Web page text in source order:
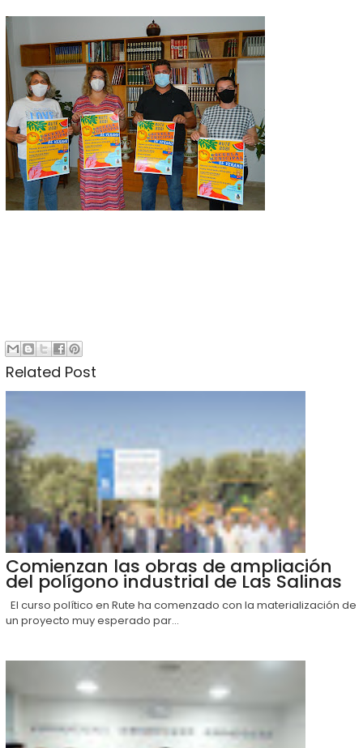
Related Post
Comienzan las obras de ampliación
del polígono industrial de Las Salinas
El curso político en Rute ha comenzado con la materialización de
un proyecto muy esperado par...